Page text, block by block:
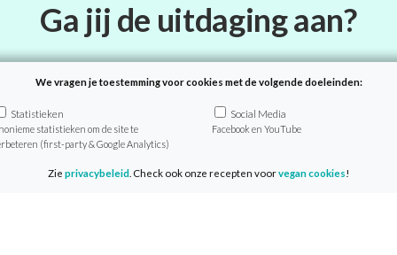
Ga jij de uitdaging aan?
is geheel gratis en je start wanneer het jou
We vragen je toestemming voor cookies met de volgende doeleinden:
Statistieken
statistieken om de site te
(first-party & Google Analytics)
Social Media
Facebook en YouTube
Zie privacybeleid . Check ook onze recepten voorvegan cookies!